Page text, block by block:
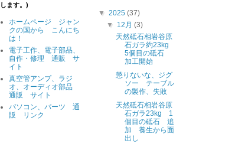
します。)
ホームページ ジャン
クの国から こんにち
は！
電子工作、電子部品、
自作・修理 通販 サ
イト
真空管アンプ、ラジ
オ、オーディオ部品
通販 サイト
パソコン、パーツ 通
販 リンク
▼ 2025 (37)
▼ 12月(3)
天然砥石相岩谷原
石ガラ約23kg
5個目の砥石
加工開始
懲りないな、ジグ
ソー テーブル
の製作、失敗
天然砥石相岩谷原
石ガラ23kg 1
個目の砥石 追
加 養生から面
出し